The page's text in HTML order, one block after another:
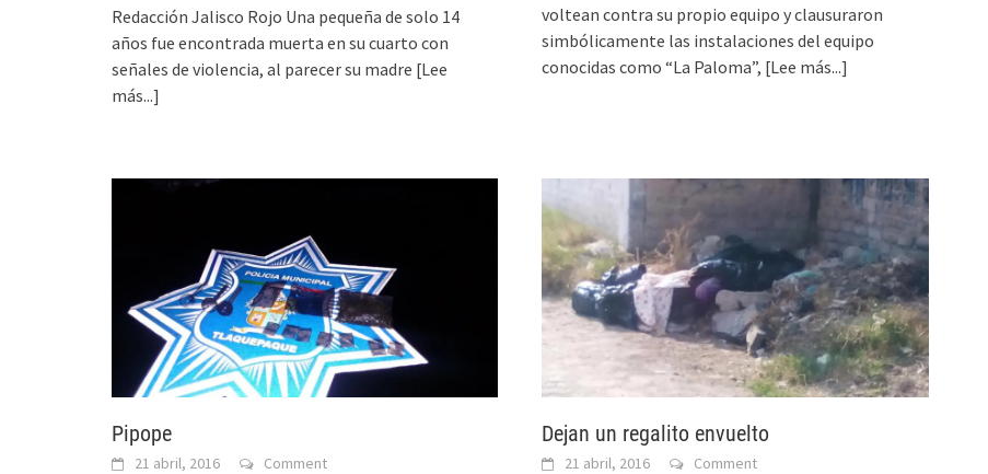
Redacción Jalisco Rojo Una pequeña de solo 14
años fue encontrada muerta en su cuarto con
señales de violencia, al parecer su madre [Lee
más...]
voltean contra su propio equipo y clausuraron
simbólicamente las instalaciones del equipo
conocidas como “La Paloma”, [Lee más...]
Pipope
21 abril, 2016 Comment
Dejan un regalito envuelto
21 abril, 2016 Comment